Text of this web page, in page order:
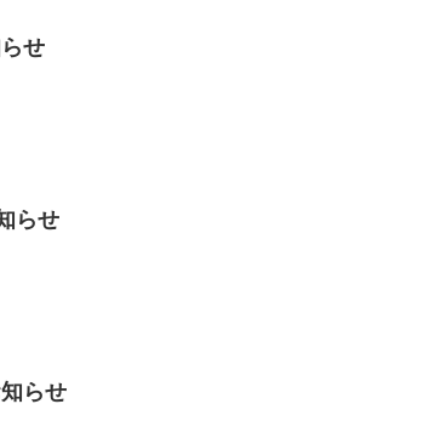
せ
らせ
らせ